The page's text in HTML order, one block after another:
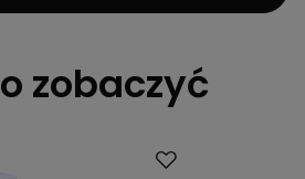
zobaczyć